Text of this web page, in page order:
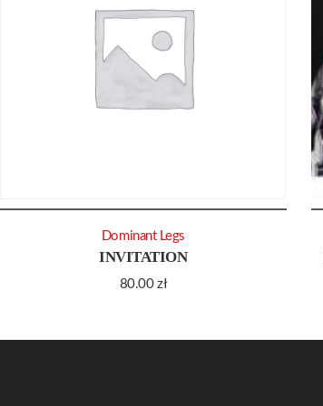
INVITATION
80.00zł
Dominant Legs